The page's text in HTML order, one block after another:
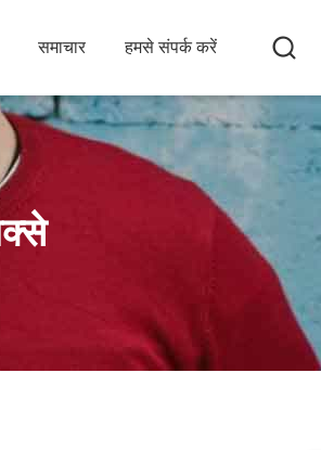
समाचार हमसे संपर्क करें